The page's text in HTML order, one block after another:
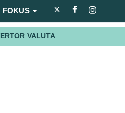
FOKUS
VALUTA